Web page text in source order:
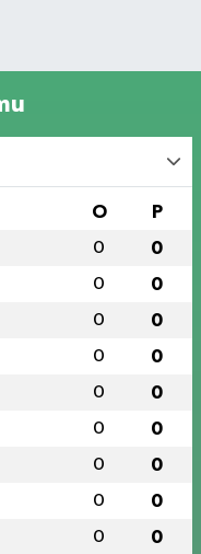
O P
0 0
0 0
0 0
0 0
0 0
0 0
0 0
0 0
0 0